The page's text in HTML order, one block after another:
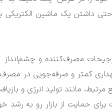
داشتن یک ماشین الکتریکی
مصرف‌کننده و چشم‌انداز
نگهداری کمتر و صرفه‌جویی در
مانند تولید انرژی و
حمایت از بازار رو به رشد